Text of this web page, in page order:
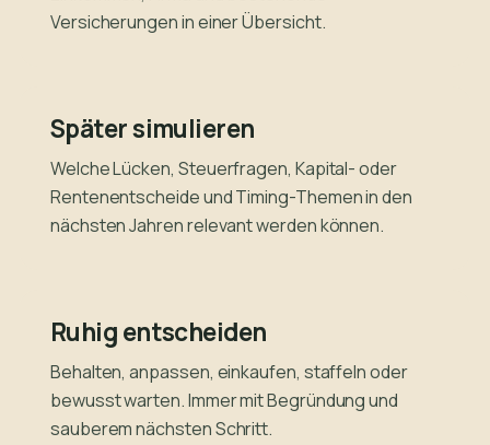
Versicherungen in einer Übersicht.
Später simulieren
Welche Lücken, Steuerfragen, Kapital- oder
Rentenentscheide und Timing-Themen in den
nächsten Jahren relevant werden können.
Ruhig entscheiden
Behalten, anpassen, einkaufen, staffeln oder
bewusst warten. Immer mit Begründung und
sauberem nächsten Schritt.